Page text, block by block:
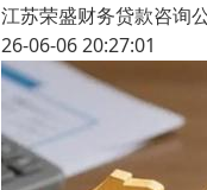
江苏荣盛财务贷款咨询
26-06-06 20:27:01